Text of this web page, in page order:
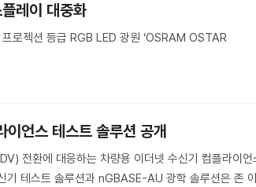
레이 대중화
로젝션 등급 RGB LED 광원 ‘OSRAM OSTAR
언스 테스트 솔루션 공개
전환에 대응하는 차량용 이더넷 수신기 컴플라이언
기 테스트 솔루션과 nGBASE-AU 광학 솔루션은 존